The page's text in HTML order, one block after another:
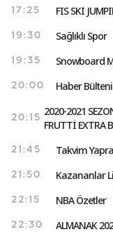
17:25 FIS SKI
19:30 Sağlıklı Spor
19:35 Snowboard
20:00 Haber Bülteni
20:15
2020-2021
FRUTTİ EXTRA
21:45 Takvim
21:50 Kazananlar
22:15 NBA Özetler
22:30 ALMANAK